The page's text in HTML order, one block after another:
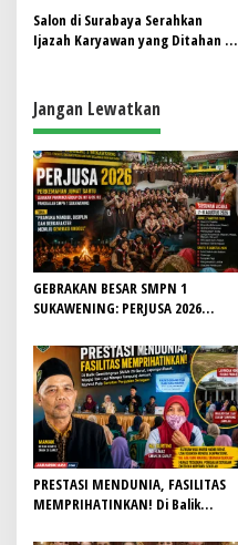
o
Salon di Surabaya Serahkan
Ijazah Karyawan yang Ditahan ke
Jangan Lewatkan
GEBRAKAN BESAR SMPN 1
SUKAWENING: PERJUSA 2026
JIWA KEPANDUAN SISWA
PRESTASI MENDUNIA, FASILITAS
MEMPRIHATINKAN! Di Balik